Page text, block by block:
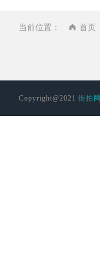
当前位置： 首页
Copyright@2021 街拍网